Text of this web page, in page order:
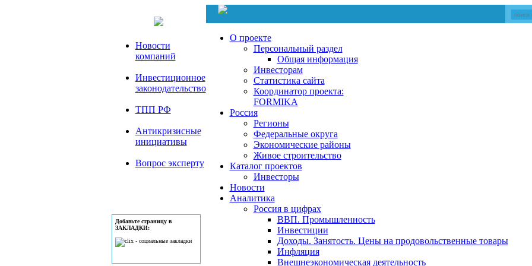
Новости
компаний
Инвестиционное
законодательство
ТПП РФ
Антикризисные
инициативы
Вопрос эксперту
Добавьте страницу в
ЗАКЛАДКИ:
О проекте
Персональный раздел
Общая информация
Инвесторам
Статистика сайта
Координатор проекта:
FORMIKA
Россия
Регионы
Федеральные округа
Экономические районы
Живое строительство
Каталог проектов
Инвесторы
Новости
Аналитика
Россия в цифрах
ВВП. Промышленность
Инвестиции
Доходы. Занятость. Цены на продовольственные товары
Инфляция
Внешнеэкономическая деятельность